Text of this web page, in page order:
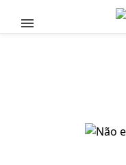
Pular para o conteúdo